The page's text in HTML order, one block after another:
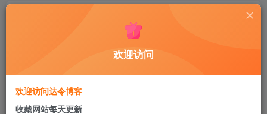
得间小说4.31.0会员版免费阅读下载安装是一款十分不
错的手机小说阅读器，软件拥有海量小说资源，分类齐全，
欢迎访问
欢迎访问达令博客
收藏网站每天更新